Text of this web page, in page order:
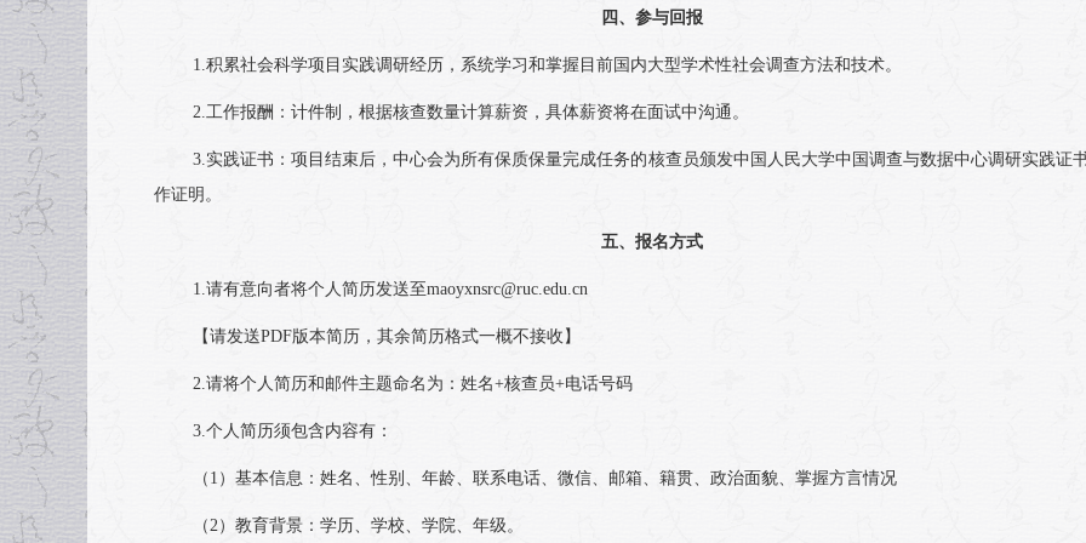
四、参与回报
1.积累社会科学项目实践调研经历，系统学习和掌握目前国内大型学术性社会调查方法和技术。
2.工作报酬：计件制，根据核查数量计算薪资，具体薪资将在面试中沟通。
3.实践证书：项目结束后，中心会为所有保质保量完成任务的核查员颁发中国人民大学中国调查与数据中心调研实践证
作证明。
五、报名方式
1.请有意向者将个人简历发送至maoyxnsrc@ruc.edu.cn
【请发送PDF版本简历，其余简历格式一概不接收】
2.请将个人简历和邮件主题命名为：姓名+核查员+电话号码
3.个人简历须包含内容有：
（1）基本信息：姓名、性别、年龄、联系电话、微信、邮箱、籍贯、政治面貌、掌握方言情况
（2）教育背景：学历、学校、学院、年级。